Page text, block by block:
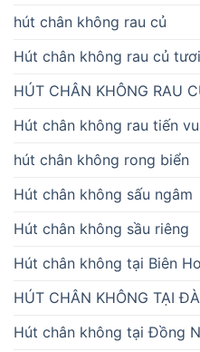
hút chân không rau củ
Hút chân không rau củ tươi
HÚT CHÂN KHÔNG RAU
Hút chân không rau tiến
hút chân không rong biển
Hút chân không sấu ngâm
Hút chân không sầu riêng
Hút chân không tại Biên
HÚT CHÂN KHÔNG TẠI
Hút chân không tại Đồng